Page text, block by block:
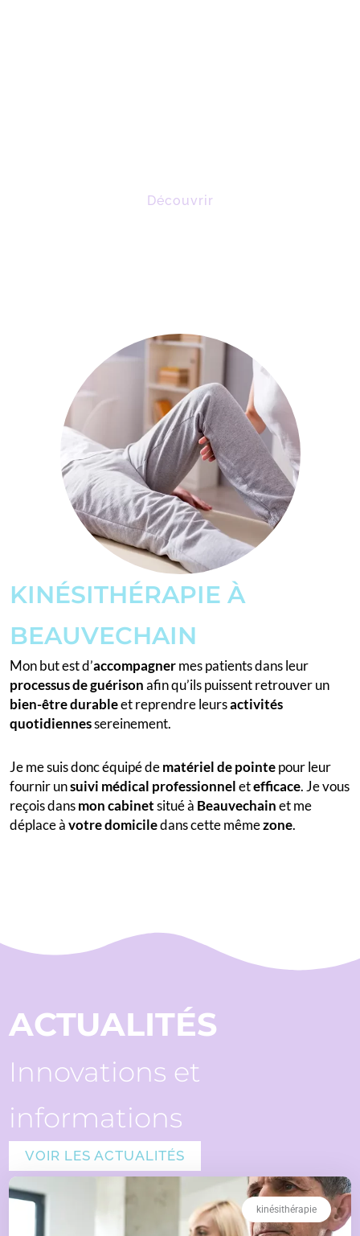
Découvrir
KINÉSITHÉRAPIE À
BEAUVECHAIN
Mon but est d’accompagnermes patients dans leur
processus de guérisonafin qu’ils puissent retrouver un
bien-êtredurableet reprendre leursactivités
quotidiennessereinement.
Je me suis donc équipé dematériel de pointepour leur
fournir unsuivi médical professionneletefficace. Je vous
reçois dansmon cabinetsitué à Beauvechainet me
déplace àvotre domiciledans cette mêmezone.
ACTUALITÉS
Innovations et
informations
VOIR LES ACTUALITÉS
kinésithérapie